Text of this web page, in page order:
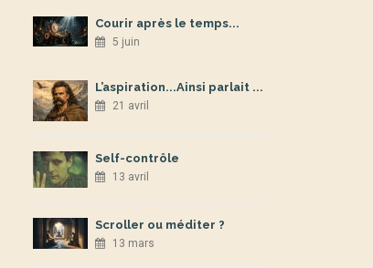
Courir après le temps...
5 juin
L’aspiration...Ainsi parlait ...
21 avril
Self-contrôle
13 avril
Scroller ou méditer ?
13 mars